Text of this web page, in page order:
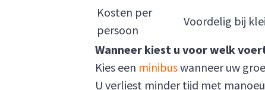
Kosten per
persoon
Voordelig bij
Wanneer kiest u voor welk
Kies een minibuswanneer uw
U verliest minder tijd met